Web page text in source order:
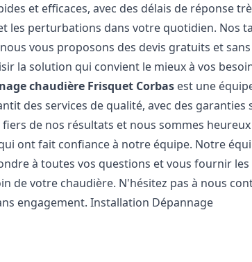
et efficaces, avec des délais de réponse
les perturbations dans votre quotidien. Nos
vous proposons des devis gratuits et
la solution qui convient le mieux à vos
chaudière Frisquet Corbas est une
des services de qualité, avec des garanties
de nos résultats et nous sommes
ont fait confiance à notre équipe. Notre
à toutes vos questions et vous fournir les
de votre chaudière. N'hésitez pas à nous
engagement. Installation Dépannage